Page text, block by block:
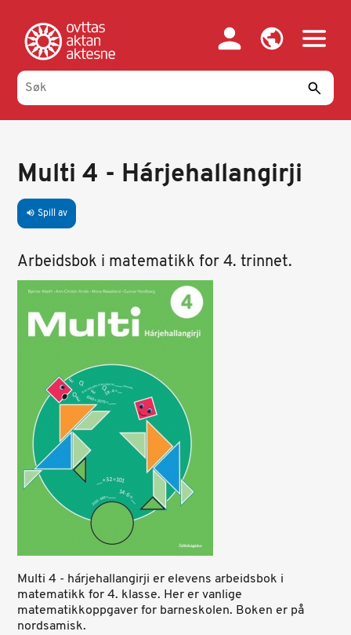
hovedinnhold
Multi 4 - Hárjehallangirji
volume_up Spill av
Arbeidsbok i matematikk for 4. trinnet.
Multi 4 - hárjehallangirji er elevens arbeidsbok i
matematikk for 4. klasse. Her er vanlige
matematikkoppgaver for barneskolen. Boken er på
nordsamisk.